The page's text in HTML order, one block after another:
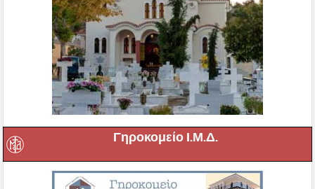
Γηροκομείο Ι.Μ.Δ.